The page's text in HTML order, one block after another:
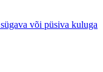
või püsiva kuluga